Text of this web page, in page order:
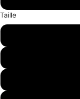
Taille